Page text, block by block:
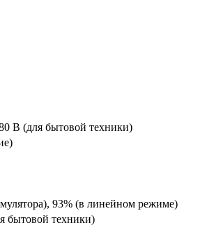
В (для бытовой техники)
93% (в линейном режиме)
бытовой техники)